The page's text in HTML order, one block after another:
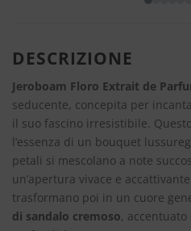
DESCRIZIONE
Jeroboam Floro Extrait de
seducente, concepita per
il suo fascino irresistibile.
l’essenza di un bouquet
petali si mescolano a note
un’apertura vivace e
trasformano poi in un cuore
di sandalo cremoso, accentuato